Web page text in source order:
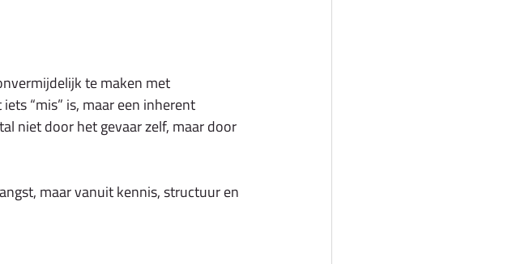
te maken met
“mis” is, maar een inherent
niet door het gevaar zelf, maar door
maar vanuit kennis, structuur en